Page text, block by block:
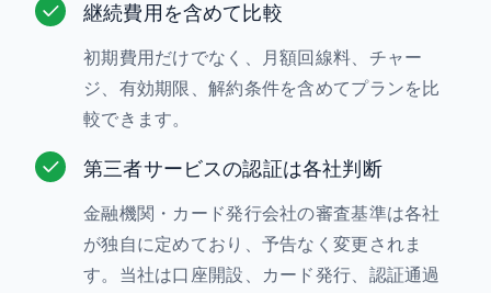
継続費用を含めて比較
初期費用だけでなく、月額回線料、チャー
ジ、有効期限、解約条件を含めてプランを比
較できます。
第三者サービスの認証は各社判断
金融機関・カード発行会社の審査基準は各社
が独自に定めており、予告なく変更されま
す。当社は口座開設、カード発行、認証通過